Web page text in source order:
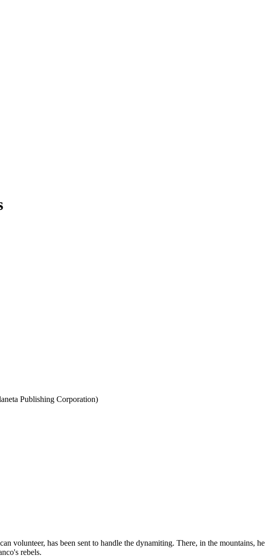
Publishing Corporation)
volunteer, has been sent to handle the dynamiting. There, in the mountains, he
rebels.